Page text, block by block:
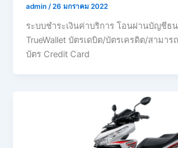
admin/26 มกราคม 2022
ระบบชำระเงินค่าบริการ โอนผ่านบัญชีธ
TrueWallet บัตรเดบิต/บัตรเครดิต/สามา
บัตร Credit Card